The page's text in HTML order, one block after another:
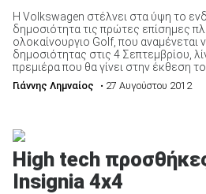
Η Volkswagen στέλνει στα ύψη το
δημοσιότητα τις πρώτες επίσημες
ολοκαίνουργιο Golf, που αναμένεται
δημοσιότητας στις 4 Σεπτεμβρίου,
πρεμιέρα που θα γίνει στην έκθεση
Γιάννης Λημναίος • 27 Αυγούστου 2012
High tech
Insignia 4x4